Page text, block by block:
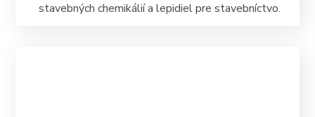
stavebných chemikálií a lepidiel pre stavebníctvo.